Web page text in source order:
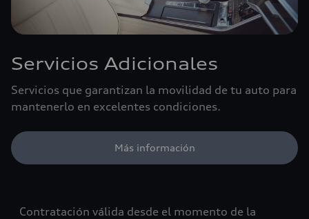
Servicios Adicionales
Servicios que garantizan la movilidad de tu auto para
mantenerlo en excelentes condiciones.
Más información
Contratación válida desde el momento de la